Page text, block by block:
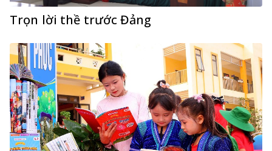
Trọn lời thề trước Đảng